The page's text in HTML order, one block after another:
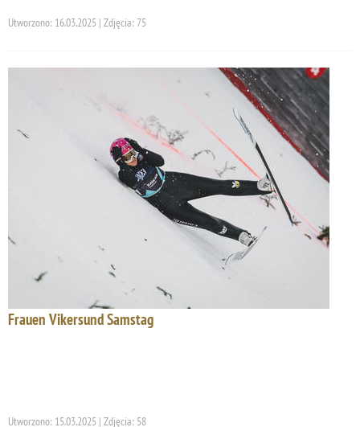
Utworzono: 16.03.2025 | Zdjęcia: 75
Frauen Vikersund Samstag
Utworzono: 15.03.2025 | Zdjęcia: 58